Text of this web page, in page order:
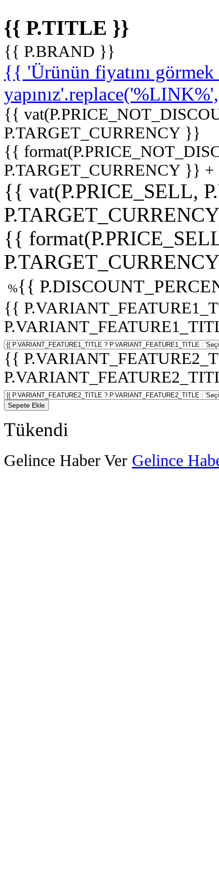
{{ P.TITLE }}
{{ P.BRAND }}
{{ 'Ürünün fiyatını
{{
P.TARGET_CURRENCY }}
{{
P.TARGET_CURRENCY }}
{{ vat(P.PRICE_SELL,
{{
%{{
{{
{{
Sepete Ekle
Tükendi
Gelince Haber Ver Gelince